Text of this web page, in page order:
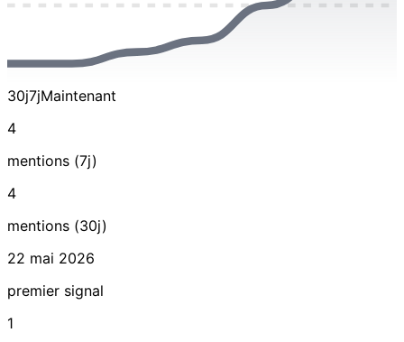
30j7jMaintenant
4
mentions (7j)
4
mentions (30j)
22 mai 2026
premier signal
1